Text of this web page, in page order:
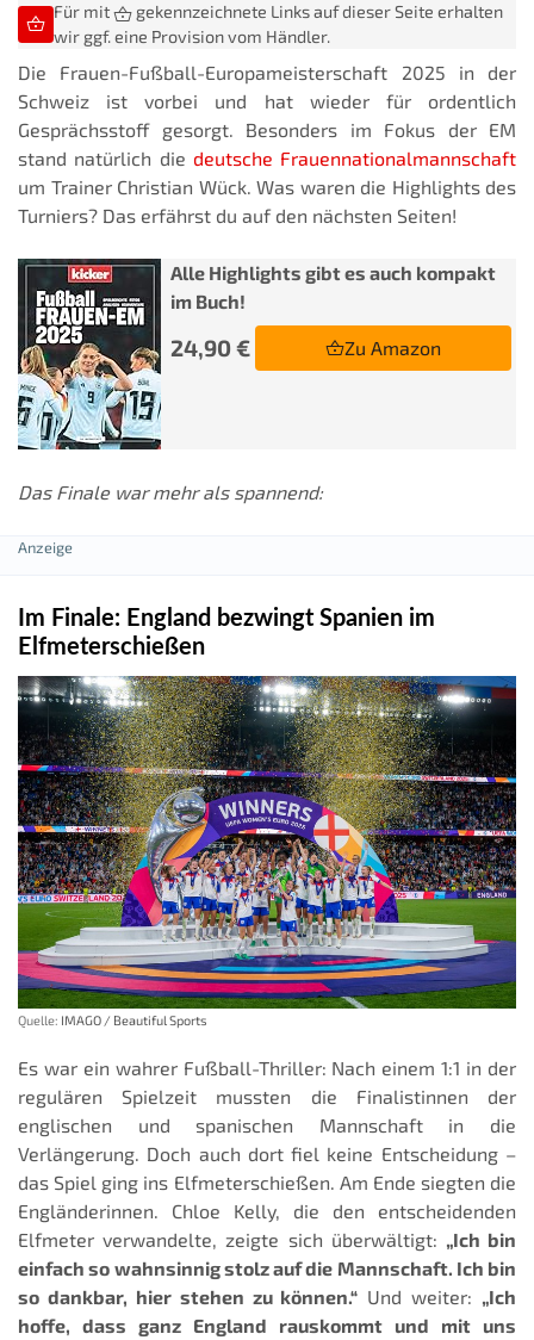
Für mit
gekennzeichnete Links auf dieser Seite erhalten
wir ggf. eine Provision vom Händler.
Die Frauen-Fußball-Europameisterschaft 2025 in der
Schweiz ist vorbei und hat wieder für ordentlich
Gesprächsstoff gesorgt. Besonders im Fokus der EM
stand natürlich die deutsche Frauennationalmannschaft
um Trainer Christian Wück. Was waren die Highlights des
Turniers? Das erfährst du auf den nächsten Seiten!
Alle Highlights gibt es auch kompakt
im Buch!
24,90 € Zu Amazon
Das Finale war mehr als spannend:
Im Finale: England bezwingt Spanien im
Elfmeterschießen
Quelle: IMAGO / Beautiful Sports
Es war ein wahrer Fußball-Thriller: Nach einem 1:1 in der
regulären Spielzeit mussten die Finalistinnen der
englischen und spanischen Mannschaft in die
Verlängerung. Doch auch dort fiel keine Entscheidung –
das Spiel ging ins Elfmeterschießen. Am Ende siegten die
Engländerinnen. Chloe Kelly, die den entscheidenden
Elfmeter verwandelte, zeigte sich überwältigt: „Ich bin
einfach so wahnsinnig stolz auf die Mannschaft. Ich bin
so dankbar, hier stehen zu können.“ Und weiter: „Ich
hoffe, dass ganz England rauskommt und mit uns